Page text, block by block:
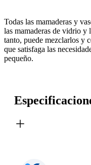
Todas las mamaderas y
las mamaderas de vidrio y
tanto, puede mezclarlos y
que satisfaga las
pequeño.